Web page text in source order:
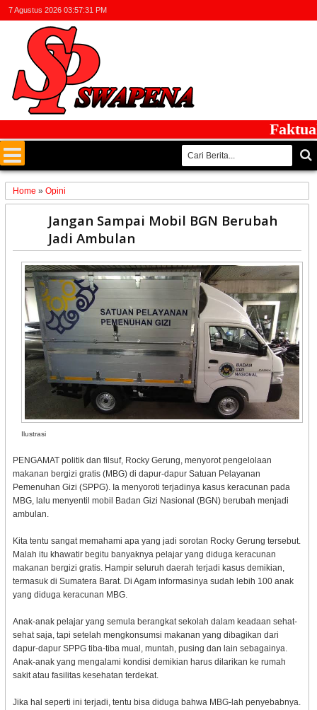
7 Agustus 2026 03:57:31 PM
Faktual
Home » Opini
Jangan Sampai Mobil BGN Berubah
Jadi Ambulan
Ilustrasi
PENGAMAT politik dan filsuf, Rocky Gerung, menyorot pengelolaan
makanan bergizi gratis (MBG) di dapur-dapur Satuan Pelayanan
Pemenuhan Gizi (SPPG). Ia menyoroti terjadinya kasus keracunan pada
MBG, lalu menyentil mobil Badan Gizi Nasional (BGN) berubah menjadi
ambulan.
Kita tentu sangat memahami apa yang jadi sorotan Rocky Gerung tersebut.
Malah itu khawatir begitu banyaknya pelajar yang diduga keracunan
makanan bergizi gratis. Hampir seluruh daerah terjadi kasus demikian,
termasuk di Sumatera Barat. Di Agam informasinya sudah lebih 100 anak
yang diduga keracunan MBG.
Anak-anak pelajar yang semula berangkat sekolah dalam keadaan sehat-
sehat saja, tapi setelah mengkonsumsi makanan yang dibagikan dari
dapur-dapur SPPG tiba-tiba mual, muntah, pusing dan lain sebagainya.
Anak-anak yang mengalami kondisi demikian harus dilarikan ke rumah
sakit atau fasilitas kesehatan terdekat.
Jika hal seperti ini terjadi, tentu bisa diduga bahwa MBG-lah penyebabnya.